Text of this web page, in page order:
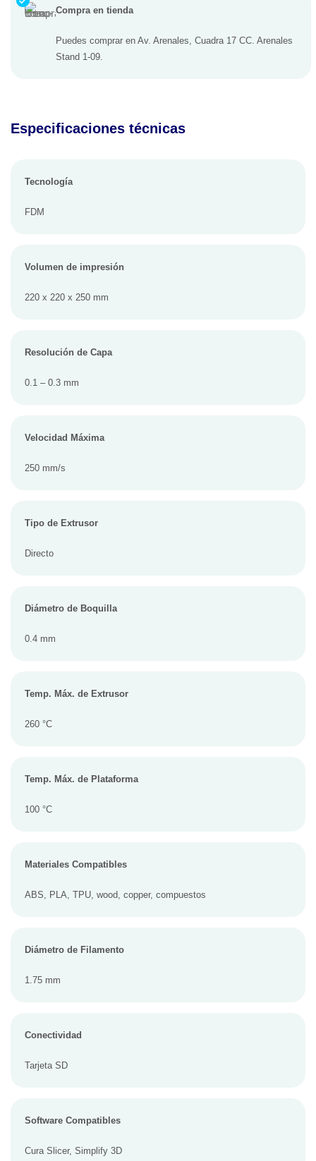
Compra en tienda
Puedes comprar en Av. Arenales, Cuadra 17 CC. Arenales
Stand 1-09.
Especificaciones técnicas
Tecnología
FDM
Volumen de impresión
220 x 220 x 250 mm
Resolución de Capa
0.1 – 0.3 mm
Velocidad Máxima
250 mm/s
Tipo de Extrusor
Directo
Diámetro de Boquilla
0.4 mm
Temp. Máx. de Extrusor
260 °C
Temp. Máx. de Plataforma
100 °C
Materiales Compatibles
ABS, PLA, TPU, wood, copper, compuestos
Diámetro de Filamento
1.75 mm
Conectividad
Tarjeta SD
Software Compatibles
Cura Slicer, Simplify 3D